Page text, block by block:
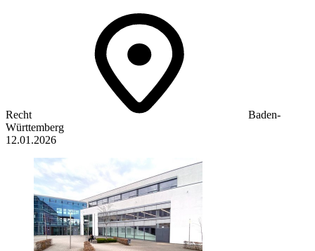
Recht
Baden-
Württemberg
12.01.2026